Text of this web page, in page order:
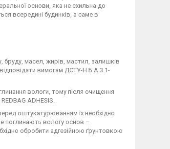
основи, яка не схильна до
всередині будинків, а саме в
масел, жирів, мастил, залишків
вимогам ДСТУ-Н Б А.3.1-
вологи, тому після очищення
ADHESIS.
оштукатурюванням їх необхідно
поглинають вологу основ –
обробити адгезійною ґрунтовкою